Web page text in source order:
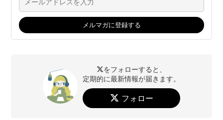
をフォローすると、
定期的に最新情報が届きます。
フォロー